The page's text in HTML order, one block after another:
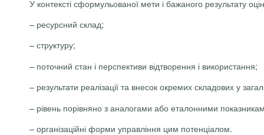
У контексті сформульованої мети і бажаного результату
– ресурсний склад;
– структуру;
– поточний стан і перспективи відтворення і використання;
– результати реалізації та внесок окремих складових у
– рівень порівняно з аналогами або еталонними
– організаційні форми управління цим потенціалом.